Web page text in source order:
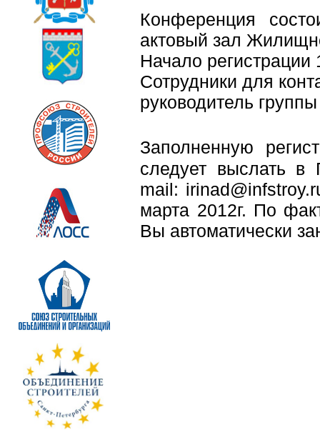
Конференция
актовый зал
Начало
Сотрудники для
руководитель
Заполненную
следует выслать в
mail:
марта 2012г. По
Вы автоматически